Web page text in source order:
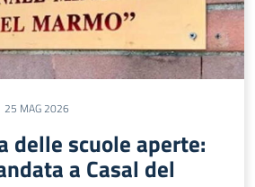
25 MAG 2026
delle scuole aperte:
a Casal del